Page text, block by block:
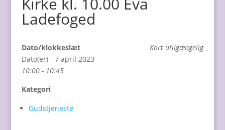
Ladefoged
Kort utilgængelig
Dato/klokkeslæt
Dato(er) - 7 april 2023
10:00 - 10:45
Kategori
Gudstjeneste